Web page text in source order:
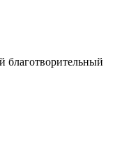
благотворительный